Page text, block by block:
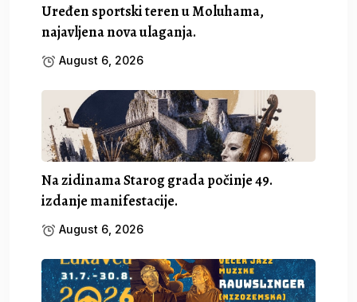
Uređen sportski teren u Moluhama,
najavljena nova ulaganja.
August 6, 2026
Na zidinama Starog grada počinje 49.
izdanje manifestacije.
August 6, 2026